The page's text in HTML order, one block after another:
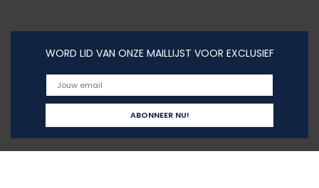
WORD LID VAN ONZE MAILLIJST VOOR EXCLUSIEF